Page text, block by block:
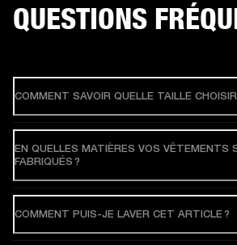
QUESTIONS
COMMENT SAVOIR QUELLE TAILLE CHOISIR
EN QUELLES MATIÈRES VOS VÊTEMENTS
FABRIQUÉS ?
COMMENT PUIS-JE LAVER CET ARTICLE ?